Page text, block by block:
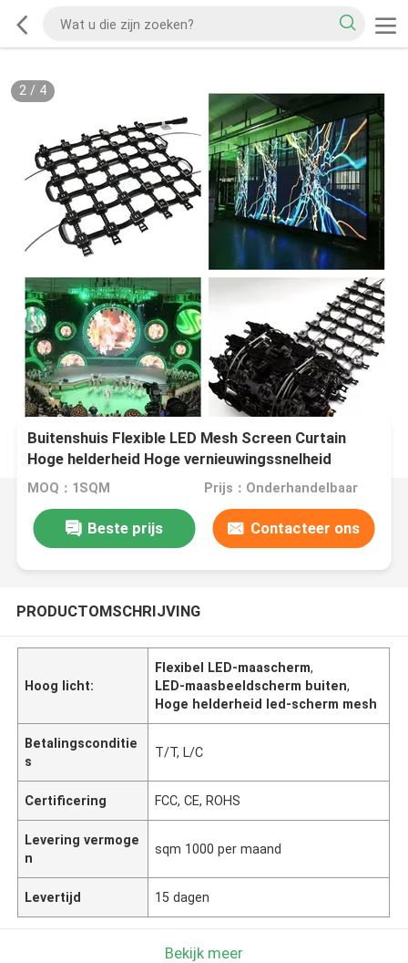
2/ 4
Buitenshuis Flexible LED Mesh Screen Curtain
Hoge helderheid Hoge vernieuwingssnelheid
MOQ：1SQM Prijs：Onderhandelbaar
Beste prijs Contacteer ons
PRODUCTOMSCHRIJVING
Hoog licht:
Flexibel LED-maascherm,
LED-maasbeeldscherm buiten,
Hoge helderheid led-scherm mesh
Betalingsconditie
s
T/T, L/C
Certificering FCC, CE, ROHS
Levering vermoge
n
sqm 1000 per maand
Levertijd 15 dagen
Bekijk meer